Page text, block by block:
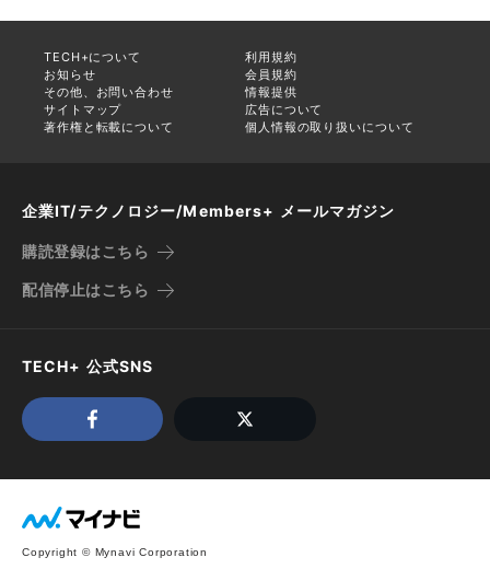
TECH+について
利用規約
お知らせ
会員規約
その他、お問い合わせ
情報提供
サイトマップ
広告について
著作権と転載について
個人情報の取り扱いについて
企業IT/テクノロジー/Members+ メールマガジン
購読登録はこちら
配信停止はこちら
TECH+ 公式SNS
Copyright © Mynavi Corporation